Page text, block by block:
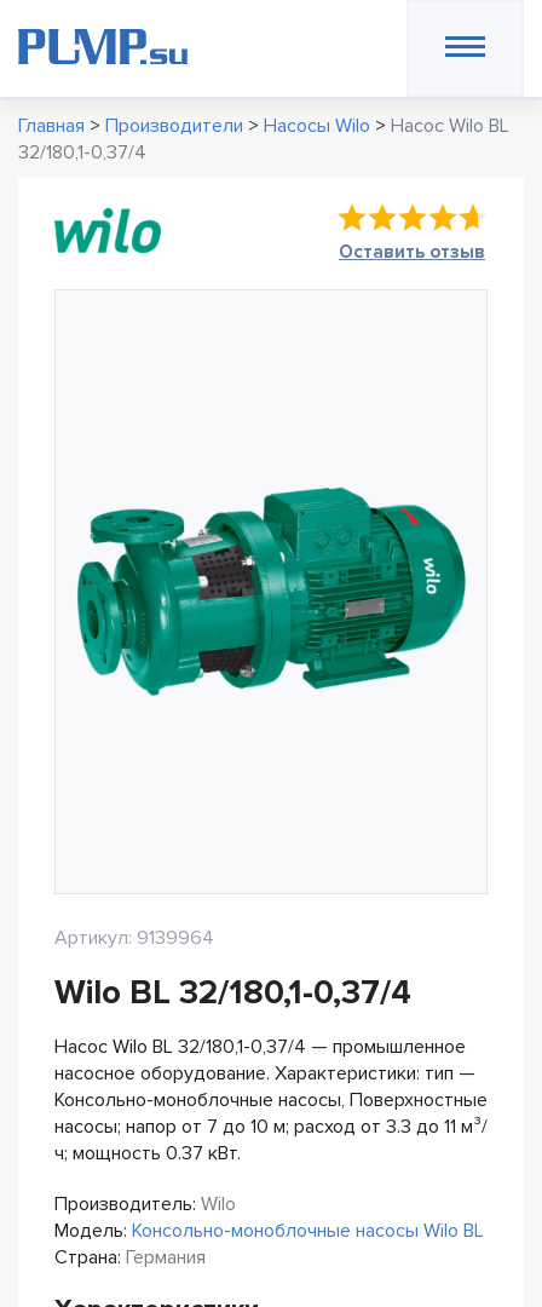
Главная > Производители > Насосы Wilo > Насос Wilo BL
32/180,1-0,37/4
Оставить отзыв
Артикул: 9139964
Wilo BL 32/180,1-0,37/4
Насос Wilo BL 32/180,1-0,37/4 — промышленное
насосное оборудование. Характеристики: тип —
Консольно-моноблочные насосы, Поверхностные
насосы; напор от 7 до 10 м; расход от 3.3 до 11 м³/
ч; мощность 0.37 кВт.
Производитель: Wilo
Модель: Консольно-моноблочные насосы Wilo BL
Страна: Германия